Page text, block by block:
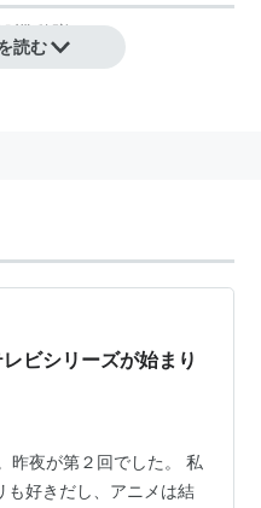
機動隊
読む
ビシリーズが始まり
昨夜が第２回でした。 私
も好きだし、アニメは結